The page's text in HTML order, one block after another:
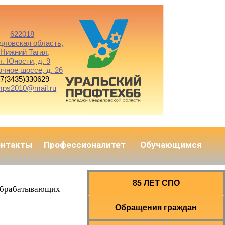
622018
область,
Нижний Тагил,
Юности, д. 9
шоссе, д. 26
Профессионалитет Обучающимся
85 ЛЕТ СПО
Обращения граждан